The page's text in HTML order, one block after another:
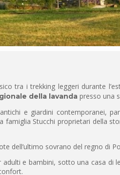
tra i trekking leggeri durante
della lavandapresso una
e giardini contemporanei,
Stucchi proprietari della
dell’ultimo sovrano del regno di
e bambini, sotto una casa di